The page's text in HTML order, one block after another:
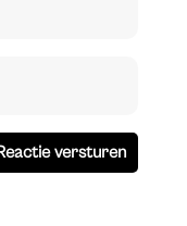
versturen